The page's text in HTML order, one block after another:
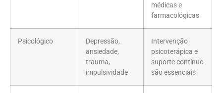
médicas e
farmacológicas
Psicológico
Depressão,
ansiedade,
trauma,
impulsividade
Intervenção
psicoterápica e
suporte contínuo
são essenciais